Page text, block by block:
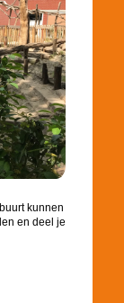
kunnen
en deel je